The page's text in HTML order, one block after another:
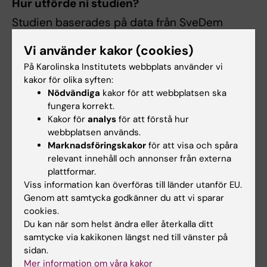
Hur utförde ni studien?
Studien baserades på data från SveDem
kognitiva/demenssjukdomar) och SCREAM-
biomarkörregistret för njurfunktion
(Stockholm CREAtinine Measurements
project) med 6 800 patienter med
Alzheimers sjukdom behandlade med
kolinesterashämmare och en matchad
kontrollgrupp på 5 000 obehandlade
patienter med Alzheimers sjukdom.
Resultaten visade att behandling med
kolinesterashämmare var förknippad med en
18% lägre risk för njurfunktionsnedgång under
tio års uppföljning och en 21% lägre dödlighet
hos patienter med Alzheimers sjukdom
jämfört med obehandlade.
Vi använder kakor (cookies)
På Karolinska Institutets webbplats använder vi
kakor för olika syften:
Nödvändiga kakor för att webbplatsen ska
fungera korrekt.
Kakor för analys för att förstå hur
webbplatsen används.
Marknadsföringskakor för att visa och spåra
relevant innehåll och annonser från externa
plattformar.
Viss information kan överföras till länder utanför EU.
Genom att samtycka godkänner du att vi sparar
cookies.
Du kan när som helst ändra eller återkalla ditt
samtycke via kakikonen längst ned till vänster på
sidan.
Mer information om våra kakor